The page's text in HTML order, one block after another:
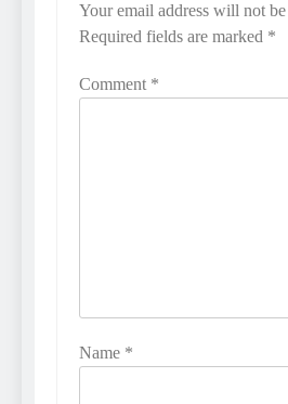
Your email address will not
Required fields are marked *
Comment *
Name *